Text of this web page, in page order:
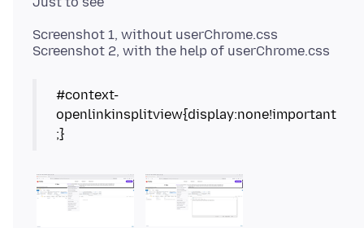
Screenshot 1, without userChrome.css
#context-
openlinkinsplitview{display:none!important